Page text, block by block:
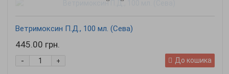
Ветримоксин П.Д., 100 мл. (Сева)
445.00 грн.
+
- До кошика